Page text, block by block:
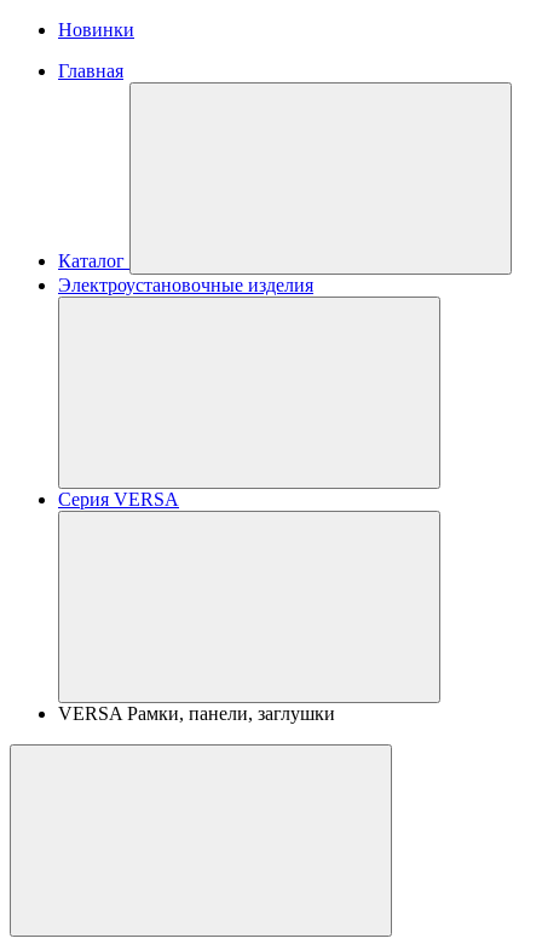
Новинки
Главная
Каталог
Электроустановочные изделия
Серия VERSA
VERSA Рамки, панели, заглушки